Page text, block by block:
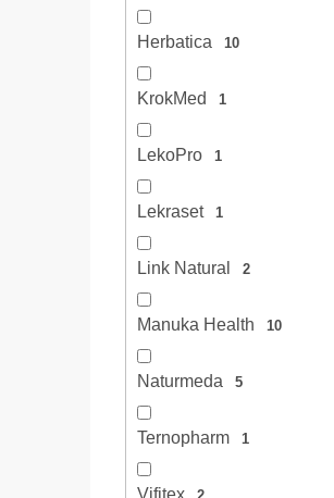
Herbatica 10
KrokMed 1
LekoPro 1
Lekraset 1
Link Natural 2
Manuka Health 10
Naturmeda 5
Ternopharm 1
Vifitex